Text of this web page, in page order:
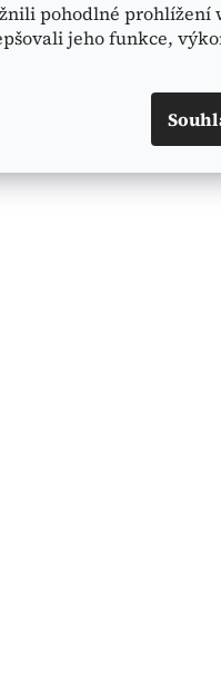
pohodlné prohlížení
jeho funkce,